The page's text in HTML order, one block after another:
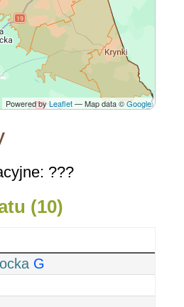
Powered by Leaflet— Map data ©Google
???
(10)
G